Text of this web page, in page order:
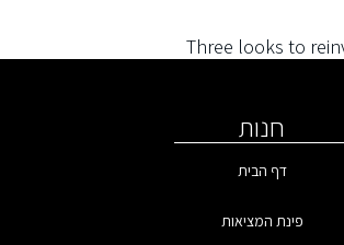
Three looks to
חנות
דף הבית
פינת המציאות